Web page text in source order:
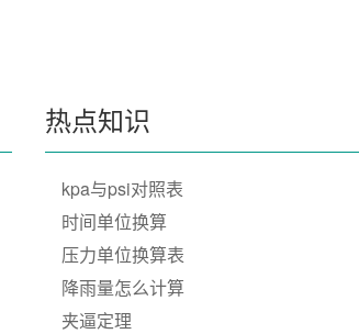
热点知识
kpa与psi对照表
时间单位换算
压力单位换算表
降雨量怎么计算
夹逼定理